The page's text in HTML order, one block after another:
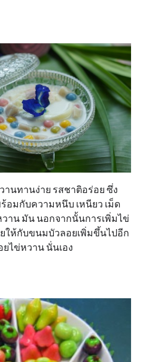
านทานง่าย รสชาติอร่อย ซึ่ง
อมกับความหนึบ เหนียว เม็ด
าน มัน นอกจากนั้นการเพิ่มไข่
ให้กับขนมบัวลอยเพิ่มขึ้นไปอีก
ไข่หวาน นั่นเอง